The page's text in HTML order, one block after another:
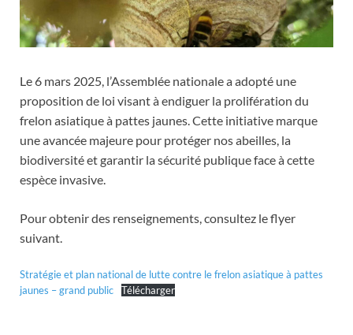
Le 6 mars 2025, l’Assemblée nationale a adopté une
proposition de loi visant à endiguer la prolifération du
frelon asiatique à pattes jaunes. Cette initiative marque
une avancée majeure pour protéger nos abeilles, la
biodiversité et garantir la sécurité publique face à cette
espèce invasive.
Pour obtenir des renseignements, consultez le flyer
suivant.
Stratégie et plan national de lutte contre le frelon asiatique à pattes
jaunes – grand public
Télécharger